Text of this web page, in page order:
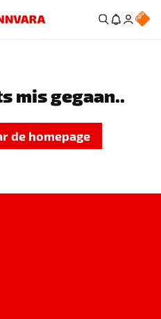
mis gegaan..
de homepage